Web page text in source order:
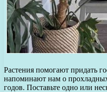
Растения помогают придать
напоминают нам о
годов. Поставьте одно или